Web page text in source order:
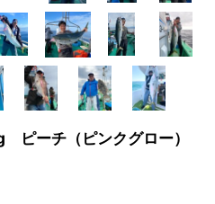
ーチ（ピンクグロー）